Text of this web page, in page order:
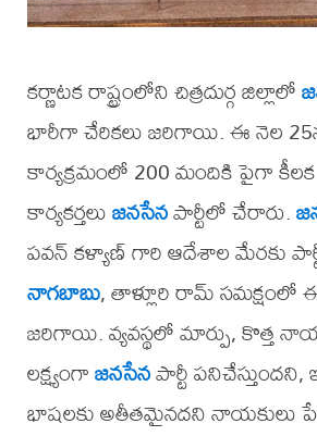
కర్ణాటక రాష్ట్రంలోని చిత్రదుర్గ జిల్లాలో
భారీగా చేరికలు జరిగాయి. ఈ నెల
కార్యక్రమంలో 200 మందికి పైగా
కార్యకర్తలుజనసేనపార్టీలో చేరారు.
పవన్ కళ్యాణ్ గారి ఆదేశాల మేరకు
నాగబాబు, తాళ్లూరి రామ్ సమక్షంలో
జరిగాయి. వ్యవస్థలో మార్పు, కొత్త
లక్ష్యంగాజనసేనపార్టీ పనిచేస్తుందని,
భాషలకు అతీతమైనదని నాయకులు